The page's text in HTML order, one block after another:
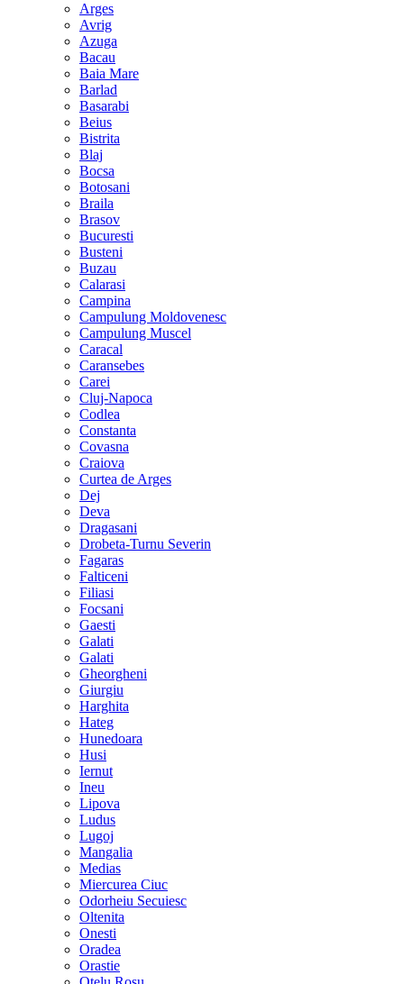
Arges
Avrig
Azuga
Bacau
Baia Mare
Barlad
Basarabi
Beius
Bistrita
Blaj
Bocsa
Botosani
Braila
Brasov
Bucuresti
Busteni
Buzau
Calarasi
Campina
Campulung Moldovenesc
Campulung Muscel
Caracal
Caransebes
Carei
Cluj-Napoca
Codlea
Constanta
Covasna
Craiova
Curtea de Arges
Dej
Deva
Dragasani
Drobeta-Turnu Severin
Fagaras
Falticeni
Filiasi
Focsani
Gaesti
Galati
Galati
Gheorgheni
Giurgiu
Harghita
Hateg
Hunedoara
Husi
Iernut
Ineu
Lipova
Ludus
Lugoj
Mangalia
Medias
Miercurea Ciuc
Odorheiu Secuiesc
Oltenita
Onesti
Oradea
Orastie